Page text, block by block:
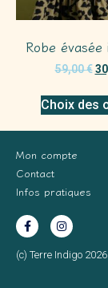
Robe
59,00€
Choix des
Mon compte
Contact
Infos pratiques
(c) Terre Indigo 2026